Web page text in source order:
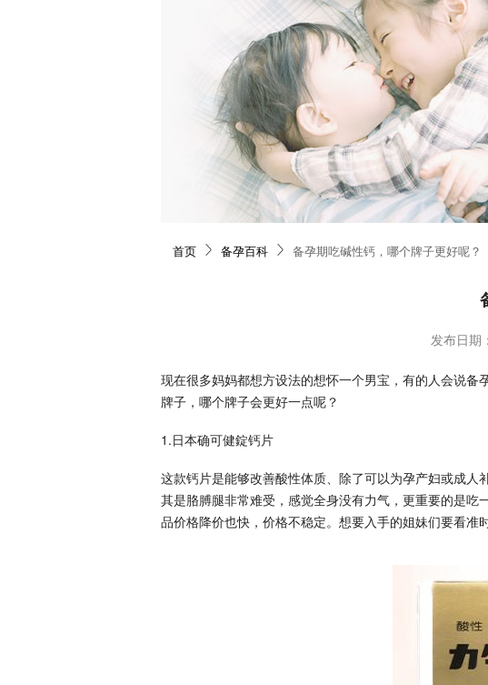
首页 备孕百科 备孕期吃碱性钙，哪个牌子更好呢？
发布日
现在很多妈妈都想方设法的想怀一个男宝，有的人会说
牌子，哪个牌子会更好一点呢？
1.日本确可健錠钙片
这款钙片是能够‎改善酸‎性‎体质、除‎了可以为孕产妇‎或成
其是胳膊腿非常难受，感觉全身没有力气，更重要的是
品价格降价也快，价格不稳定。想要入手的姐妹们要看准时